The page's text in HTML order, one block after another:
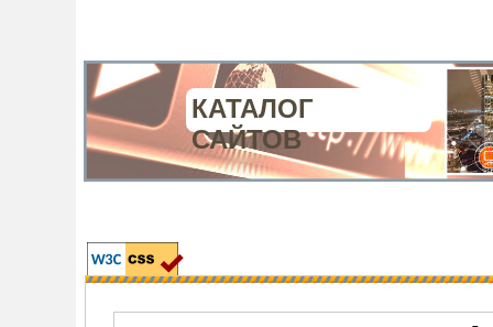
КАТАЛОГ
САЙТОВ